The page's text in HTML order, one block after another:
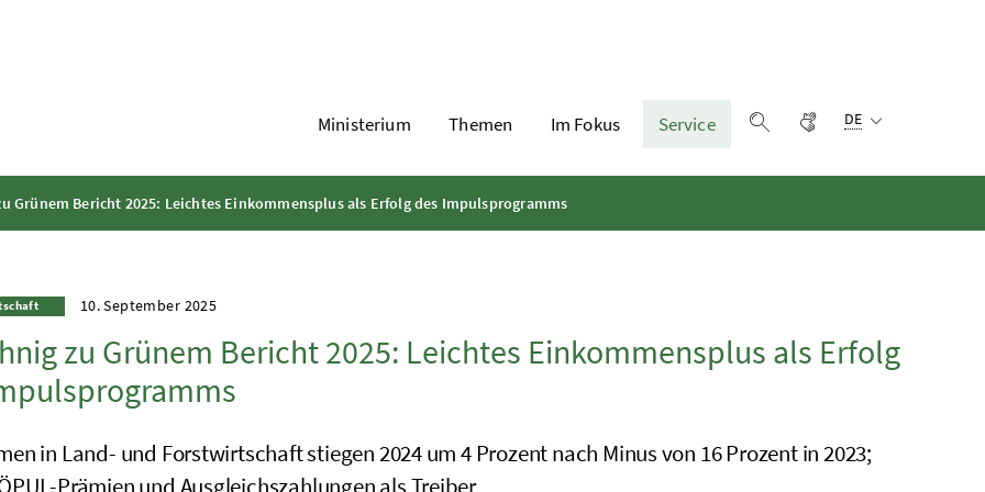
Ministerium Themen Im Fokus
Service
Gebärdensprache
DE
Grünem Bericht 2025: Leichtes Einkommensplus als Erfolg des Impulsprogramms
10. September 2025
zu Grünem Bericht 2025: Leichtes Einkommensplus als Erfolg
in Land- und Forstwirtschaft stiegen 2024 um 4 Prozent nach Minus von 16 Prozent in 2023;